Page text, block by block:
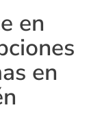
en
en